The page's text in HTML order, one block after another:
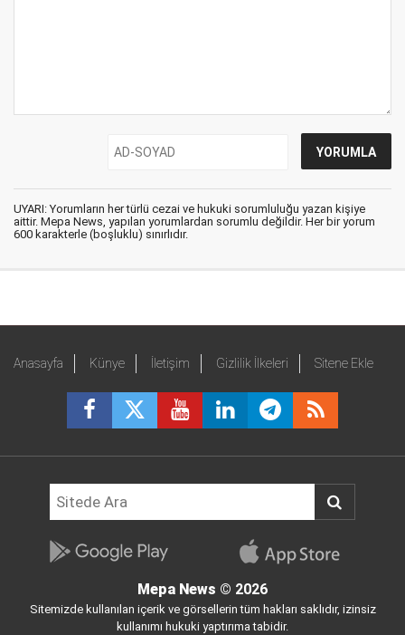
UYARI: Yorumların her türlü cezai ve hukuki sorumluluğu yazan kişiye
aittir. Mepa News, yapılan yorumlardan sorumlu değildir. Her bir yorum
600 karakterle (boşluklu) sınırlıdır.
Anasayfa Künye İletişim Gizlilik İlkeleri Sitene Ekle
Mepa News © 2026
Sitemizde kullanılan içerik ve görsellerin tüm hakları saklıdır, izinsiz
kullanımı hukuki yaptırıma tabidir.